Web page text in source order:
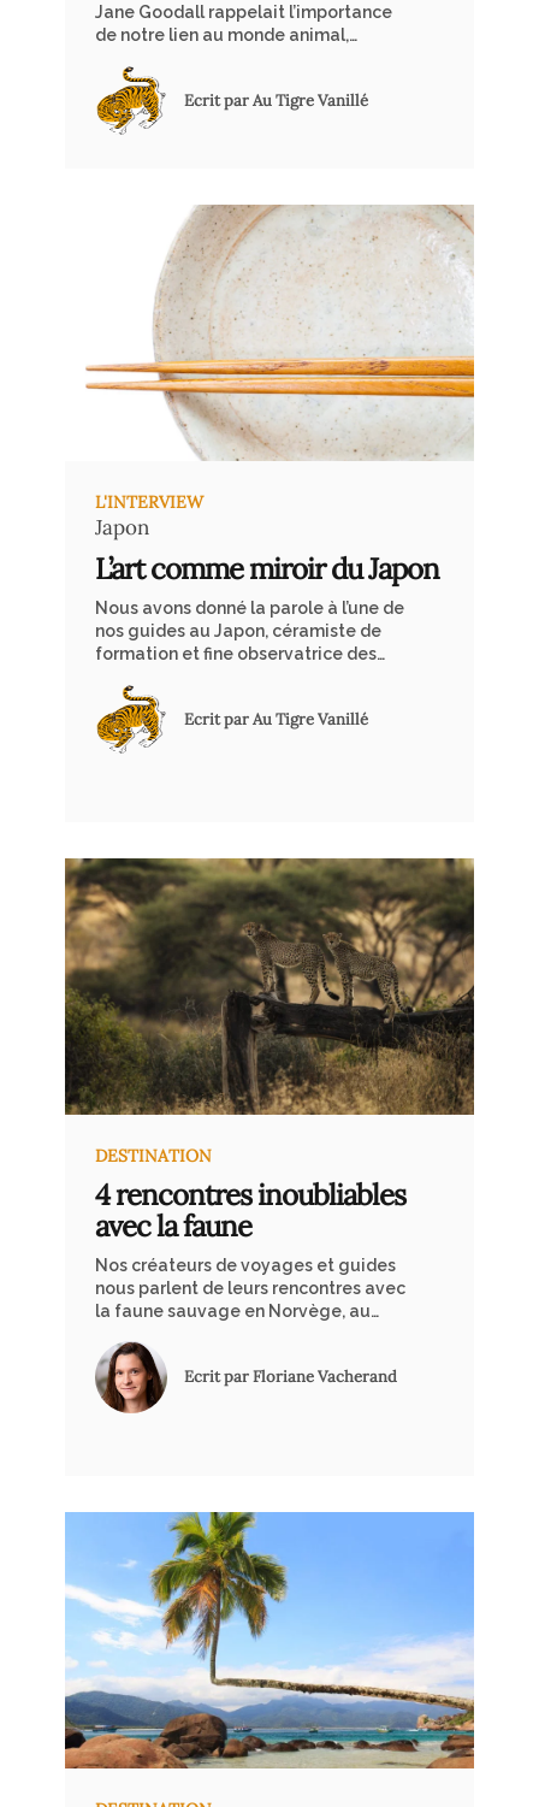
Jane Goodall rappelait l’importance
de notre lien au monde animal,
toujours vivant : celui d’une
observation respectueuse et
engagée. Dans cet esprit, nous vous
rencontre avec la faune permet une
immersion au plus près de la nature.
Ecrit par Au Tigre Vanillé
L'INTERVIEW
Japon
L’art comme miroir du Japon
Nous avons donné la parole à l’une de
nos guides au Japon, céramiste de
formation et fine observatrice des
parcours, Andréa Polier nous ouvre les
portes d’un Japon où l’art s’immisce
dans les gestes du quotidien. Pour
Ecrit par Au Tigre Vanillé
DESTINATION
4 rencontres inoubliables
avec la faune
Nos créateurs de voyages et guides
nous parlent de leurs rencontres avec
la faune sauvage en Norvège, au
Ecrit par Floriane Vacherand